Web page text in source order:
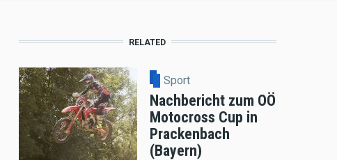
RELATED
Sport
Nachbericht zum OÖ
Motocross Cup in
Prackenbach
(Bayern)